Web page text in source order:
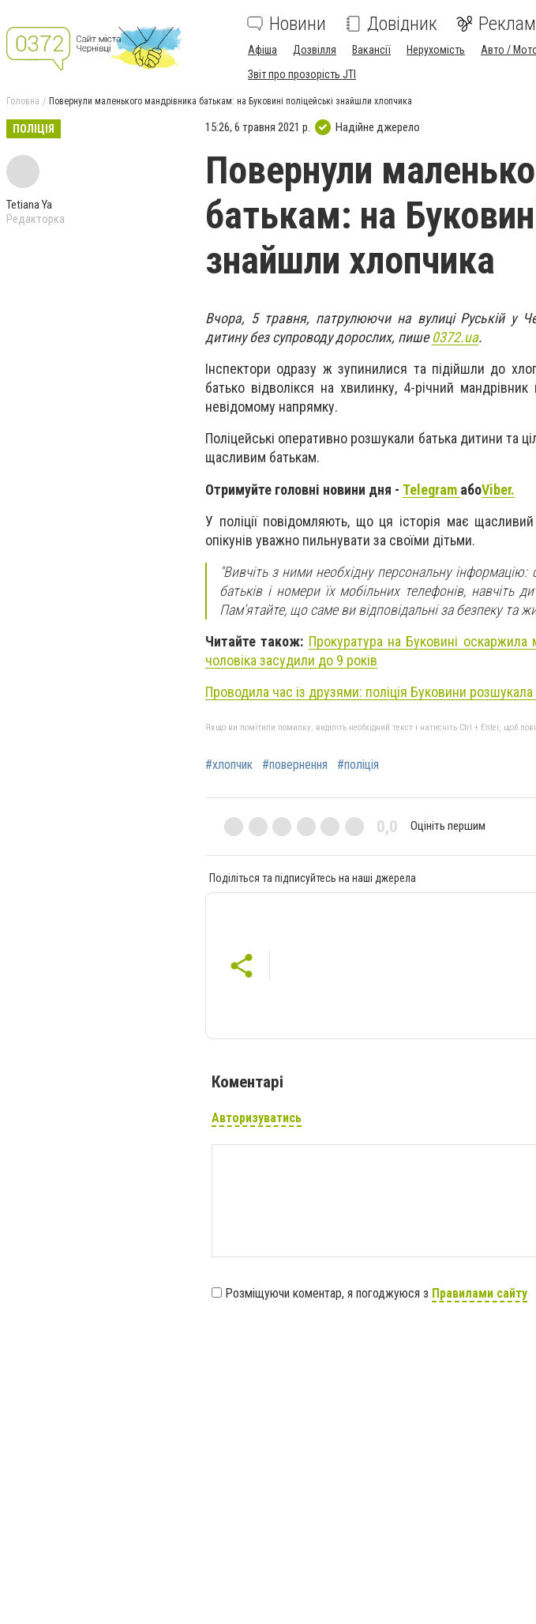
Новини Довідник
Афіша Дозвілля Вакансії Нерухомість Авто /
Звіт про прозорість JTI
Головна Повернули маленького мандрівника батькам: на Буковині поліцейські знайшли хлопчика
ПОЛІЦІЯ
Tetiana Ya
Редакторка
15:26, 6 травня 2021 р. Надійне джерело
Повернули
батькам: на
знайшли хлопчика
Вчора, 5 травня, патрулюючи на вулиці Руській у
дитину без супроводу дорослих, пише0372.ua.
Інспектори одразу ж зупинилися та підійшли до
батько відволікся на хвилинку, 4-річний
невідомому напрямку.
Поліцейські оперативно розшукали батька дитини та
щасливим батькам.
Отримуйте головні новини дня - Telegram абоViber.
У поліції повідомляють, що ця історія має
опікунів уважно пильнувати за своїми дітьми.
"Вивчіть з ними необхідну персональну
батьків і номери їх мобільних телефонів, навчіть
Пам’ятайте, що саме ви відповідальні за безпеку та
Читайте також: Прокуратура на Буковині
чоловіка засудили до 9 років
Проводила час із друзями: поліція Буковини розшукала
Якщо ви помітили помилку, виділіть необхідний текст і натисніть Ctrl + Enter, щоб
#хлопчик #повернення #поліція
0,0 Оцініть першим
Поділіться та підписуйтесь на наші джерела
Коментарі
Авторизуватись
Розміщуючи коментар, я погоджуюся з Правилами сайту